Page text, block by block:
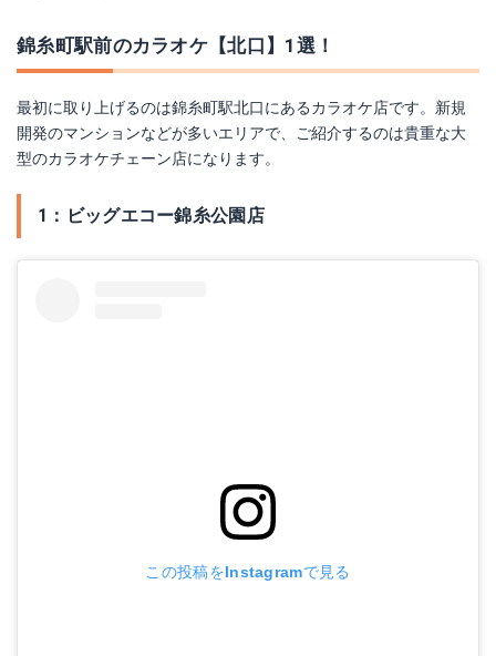
錦糸町駅前のカラオケ【北口】1選！
最初に取り上げるのは錦糸町駅北口にあるカラオケ店です。新規
開発のマンションなどが多いエリアで、ご紹介するのは貴重な大
型のカラオケチェーン店になります。
1：ビッグエコー錦糸公園店
この投稿をInstagramで見る